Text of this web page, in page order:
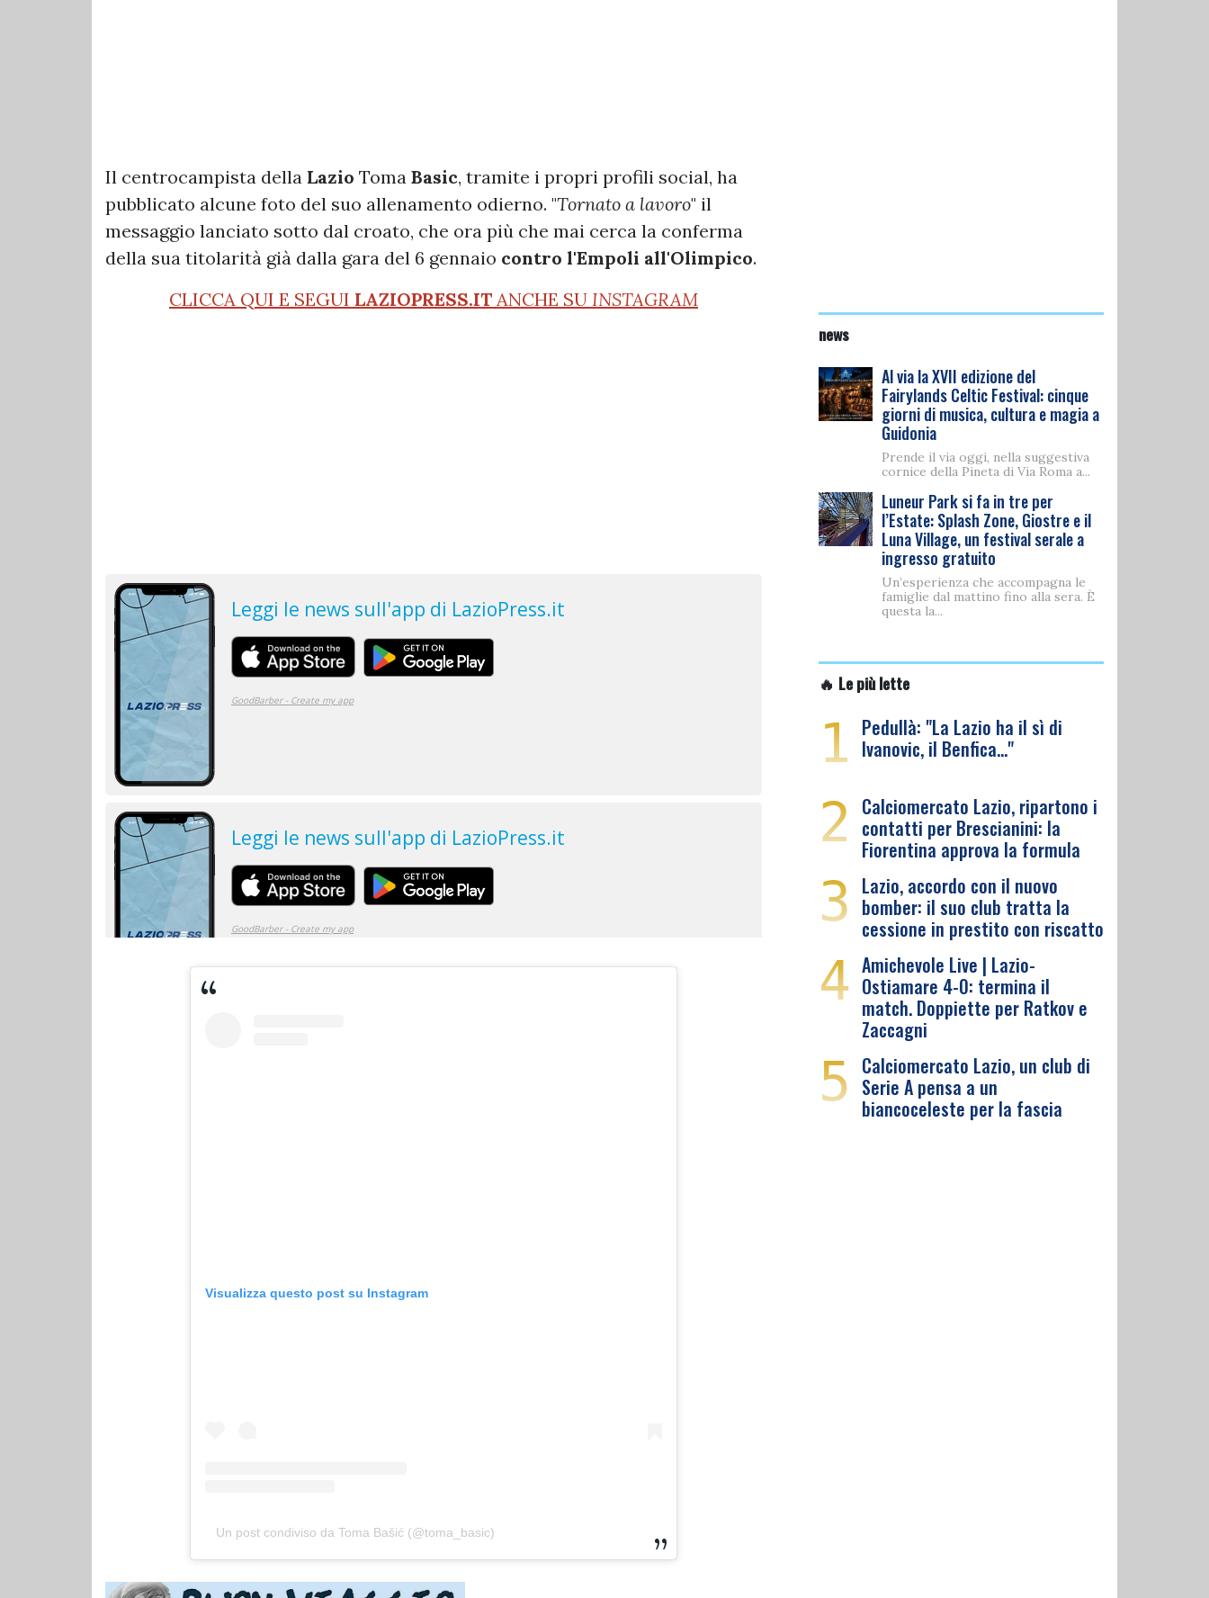
Il centrocampista della Lazio Toma Basic, tramite i propri profili social, ha
pubblicato alcune foto del suo allenamento odierno. "Tornato a lavoro" il
messaggio lanciato sotto dal croato, che ora più che mai cerca la conferma
della sua titolarità già dalla gara del 6 gennaio contro l'Empoli all'Olimpico.
CLICCA QUI E SEGUI LAZIOPRESS.IT ANCHE SU INSTAGRAM
Visualizza questo post su Instagram
Un post condiviso da Toma Bašić (@toma_basic)
news
Al via la XVII edizione del
Fairylands Celtic Festival: cinque
giorni di musica, cultura e magia a
Guidonia
Prende il via oggi, nella suggestiva
cornice della Pineta di Via Roma a...
Luneur Park si fa in tre per
l’Estate: Splash Zone, Giostre e il
Luna Village, un festival serale a
ingresso gratuito
Un’esperienza che accompagna le
famiglie dal mattino fino alla sera. È
questa la...
🔥 Le più lette
1 Pedullà: "La Lazio ha il sì di
Ivanovic, il Benfica…"
2 Calciomercato Lazio, ripartono i
contatti per Brescianini: la
Fiorentina approva la formula
3 Lazio, accordo con il nuovo
bomber: il suo club tratta la
cessione in prestito con riscatto
4 Amichevole Live | Lazio-
Ostiamare 4-0: termina il
match. Doppiette per Ratkov e
Zaccagni
5 Calciomercato Lazio, un club di
Serie A pensa a un
biancoceleste per la fascia